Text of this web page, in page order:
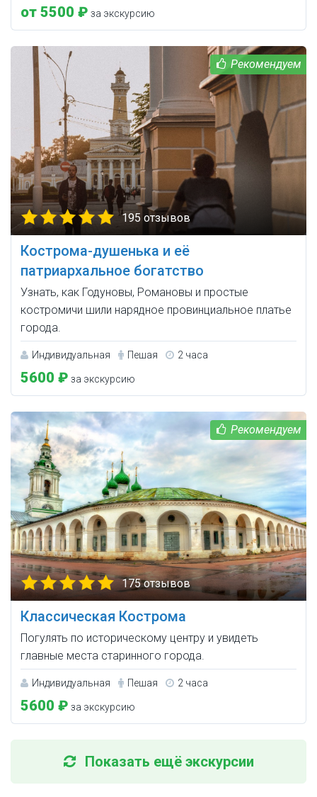
от 5500 ₽ за экскурсию
195 отзывов
Кострома-душенька и её
патриархальное богатство
Узнать, как Годуновы, Романовы и простые
костромичи шили нарядное провинциальное платье
города.
Индивидуальная Пешая 2 часа
5600 ₽ за экскурсию
175 отзывов
Классическая Кострома
Погулять по историческому центру и увидеть
главные места старинного города.
Индивидуальная Пешая 2 часа
5600 ₽ за экскурсию
Показать ещё экскурсии